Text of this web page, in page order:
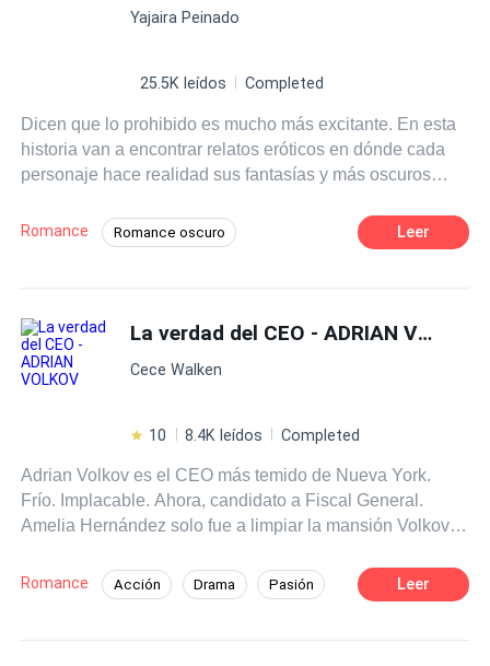
forma inesperada. Cuando Bianca descubre que está
debe enfrentar la verdad de su embarazo y realidad de
concebido en una noche que él no recuerda.
Deseo de ControlYajaira Peinado
25.5K leídos Completed
Dicen que lo prohibido es mucho más excitante. En esta
historia van a encontrar relatos eróticos en dónde cada
personaje hace realidad sus fantasías y más oscuros
producto de mi imaginación al igual que los personajes y
los lugares en dónde se desarrolla cada uno de ellos.
Romance Romance oscuro
Diferencia de Edad Cita a Ciegas
Amor Prohibido
Leer
La verdad del CEO - ADRIAN VOLKOV
Cece Walken
10 8.4K leídos Completed
Adrian Volkov es el CEO más temido de Nueva York.
Frío. Implacable. Ahora, candidato a Fiscal General.
Amelia Hernández solo fue a limpiar la mansión Volkov.
descubrió el secreto capaz de destruir su vida… y su
Romance Acción Drama Pasión Leer